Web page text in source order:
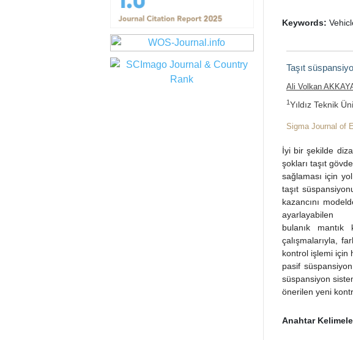
Keywords:
Taşıt
Ali Volkan
1 Yıldız Teknik
Sigma Journal of
İyi bir şekilde
şokları taşıt
sağlaması için
taşıt
kazancını
ayarlayabilen
bulanık
çalışmalarıyla,
kontrol işlemi için
pasif
süspansiyon
önerilen yeni
Anahtar